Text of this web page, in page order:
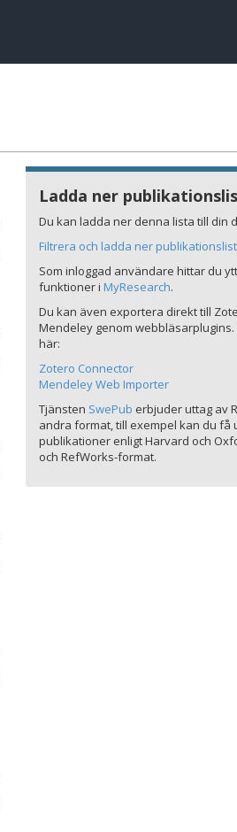
Ladda ner
Du kan ladda ner denna lista till din
Filtrera och ladda ner
Som inloggad användare hittar du
funktioner i MyResearch.
Du kan även exportera direkt till
Mendeley genom
här:
Zotero Connector
Mendeley Web Importer
Tjänsten SwePub erbjuder uttag av
andra format, till exempel kan du få
publikationer enligt Harvard och
och RefWorks-format.